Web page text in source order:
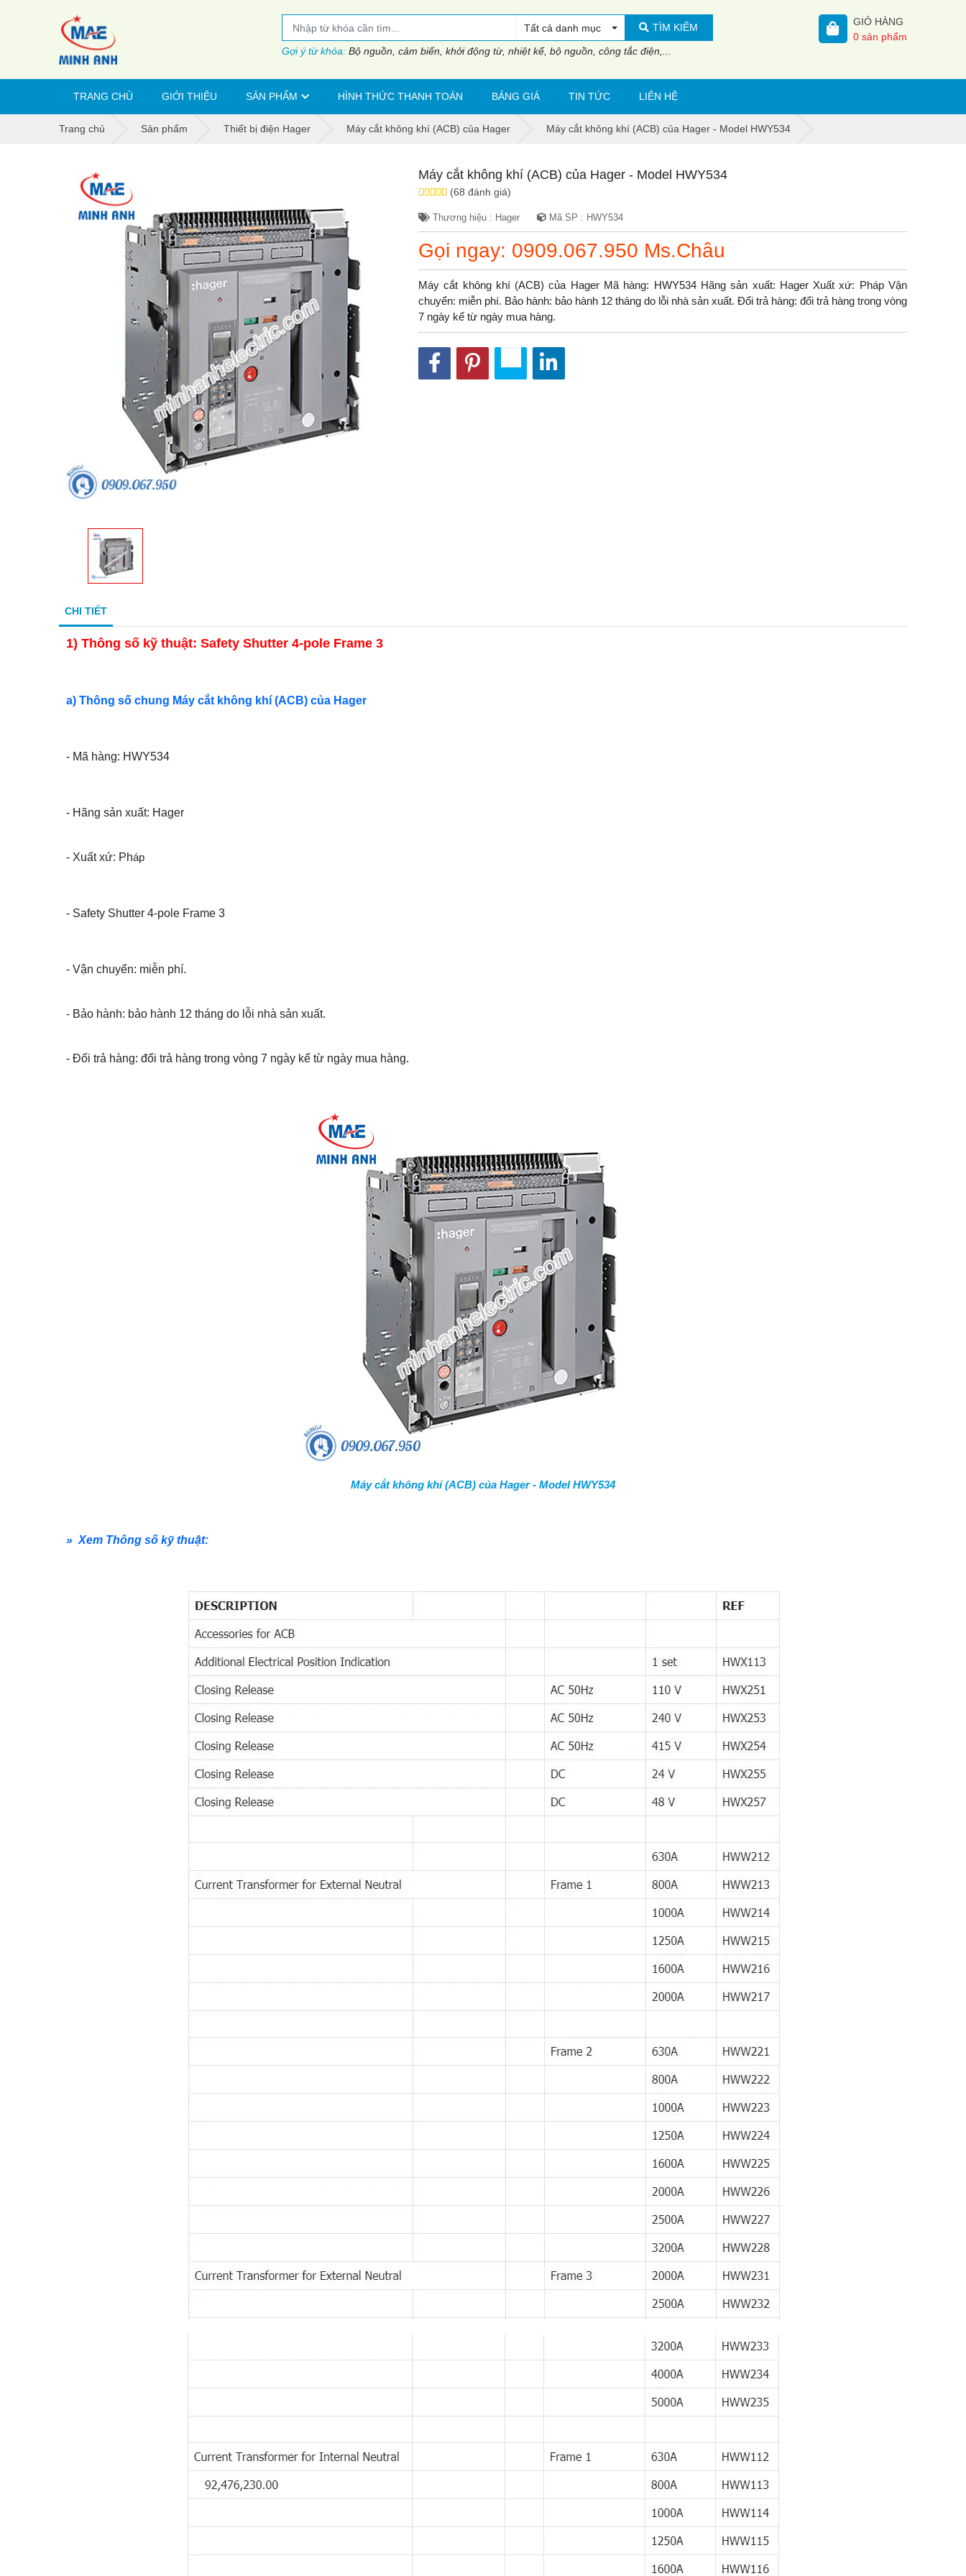
Tất cả danh mục TÌM KIẾM
Gợi ý từ khóa: Bộ nguồn, cảm biến, khởi động từ, nhiệt kế, bộ nguồn, công tắc điện,...
GIỎ HÀNG
0 sản phẩm
TRANG CHỦ GIỚI THIỆU SẢN PHẨM HÌNH THỨC THANH TOÁN BẢNG GIÁ TIN TỨC LIÊN HỆ
Trang chủ Sản phẩm Thiết bị điện Hager Máy cắt không khí (ACB) của Hager Máy cắt không khí (ACB) của Hager - Model HWY534
Máy cắt không khí (ACB) của Hager - Model HWY534
(68 đánh giá)
Thương hiệu : Hager Mã SP : HWY534
Gọi ngay: 0909.067.950 Ms.Châu
Máy cắt không khí (ACB) của Hager Mã hàng: HWY534 Hãng sản xuất: Hager Xuất xứ: Pháp Vận
chuyển: miễn phí. Bảo hành: bảo hành 12 tháng do lỗi nhà sản xuất. Đổi trả hàng: đổi trả hàng trong vòng
7 ngày kể từ ngày mua hàng.
CHI TIẾT
1) Thông số kỹ thuật: Safety Shutter 4-pole Frame 3
a) Thông số chung Máy cắt không khí (ACB) của Hager
- Mã hàng: HWY534
- Hãng sản xuất: Hager
- Xuất xứ: Pháp
- Safety Shutter 4-pole Frame 3
- Vận chuyển: miễn phí.
- Bảo hành: bảo hành 12 tháng do lỗi nhà sản xuất.
- Đổi trả hàng: đổi trả hàng trong vòng 7 ngày kể từ ngày mua hàng.
Máy cắt không khí (ACB) của Hager - Model HWY534
» Xem Thông số kỹ thuật: